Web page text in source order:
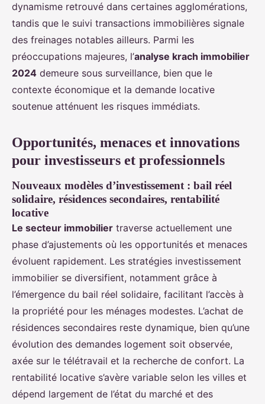
dynamisme retrouvé dans certaines agglomérations,
tandis que le suivi transactions immobilières signale
des freinages notables ailleurs. Parmi les
préoccupations majeures, l’analyse krach immobilier
2024 demeure sous surveillance, bien que le
contexte économique et la demande locative
soutenue atténuent les risques immédiats.
Opportunités, menaces et innovations
pour investisseurs et professionnels
Nouveaux modèles d’investissement : bail réel
solidaire, résidences secondaires, rentabilité
locative
Le secteur immobilier traverse actuellement une
phase d’ajustements où les opportunités et menaces
évoluent rapidement. Les stratégies investissement
immobilier se diversifient, notamment grâce à
l’émergence du bail réel solidaire, facilitant l’accès à
la propriété pour les ménages modestes. L’achat de
résidences secondaires reste dynamique, bien qu’une
évolution des demandes logement soit observée,
axée sur le télétravail et la recherche de confort. La
rentabilité locative s’avère variable selon les villes et
dépend largement de l’état du marché et des